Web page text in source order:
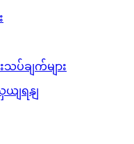
ချက်များ
ျရနျ